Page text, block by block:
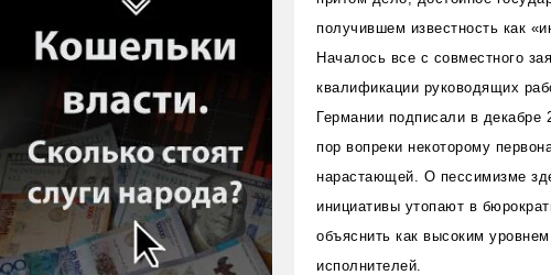
получившем известность как
Началось все с совместного
квалификации руководящих
Германии подписали в декабре
пор вопреки некоторому
нарастающей. О пессимизме
инициативы утопают в
объяснить как высоким
исполнителей.